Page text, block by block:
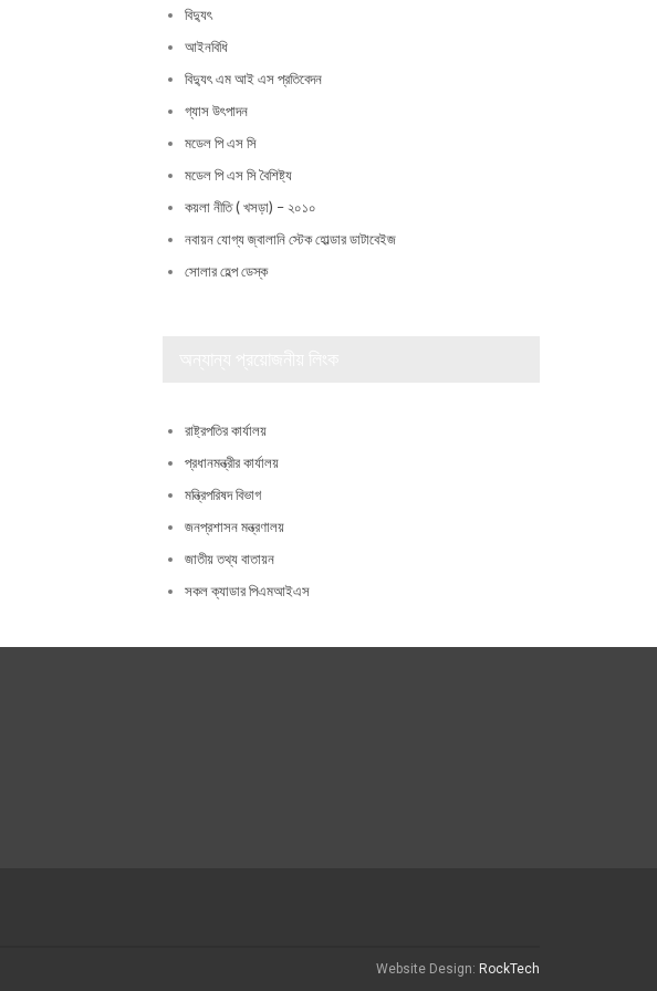
বিদ্যুৎ
আইনবিধি
বিদ্যুৎ এম আই এস প্রতিবেদন
গ্যাস উৎপাদন
মডেল পি এস সি
মডেল পি এস সি বৈশিষ্ট্য
কয়লা নীতি ( খসড়া) – ২০১০
নবায়ন যোগ্য জ্বালানি স্টেক হোল্ডার ডাটাবেইজ
সোলার হেল্প ডেস্ক
রাষ্ট্রপতির কার্যালয়
প্রধানমন্ত্রীর কার্যালয়
মন্ত্রিপরিষদ বিভাগ
জনপ্রশাসন মন্ত্রণালয়
জাতীয় তথ্য বাতায়ন
সকল ক্যাডার পিএমআইএস
Website Design: RockTech